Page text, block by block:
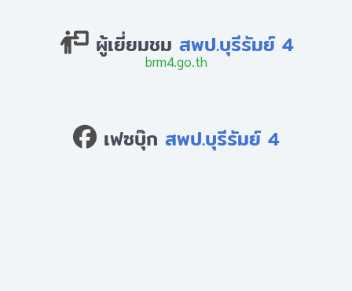
ผู้เยี่ยมชม สพป.บุรีรัมย์ 4
brm4.go.th
เฟซบุ๊ก สพป.บุรีรัมย์ 4